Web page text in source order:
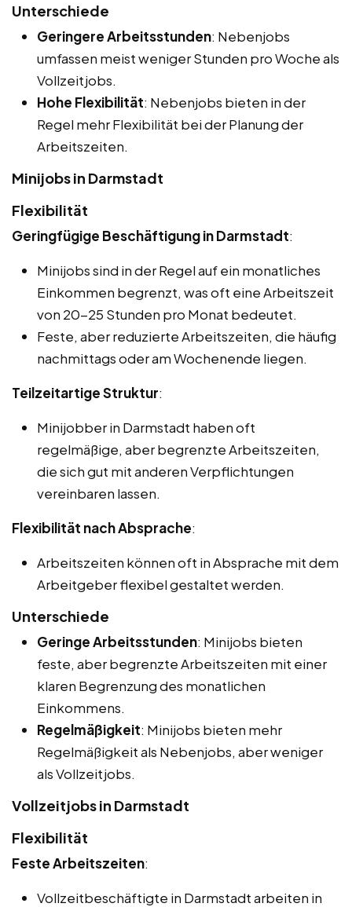
Unterschiede
Geringere Arbeitsstunden: Nebenjobs
umfassen meist weniger Stunden pro Woche als
Vollzeitjobs.
Hohe Flexibilität: Nebenjobs bieten in der
Regel mehr Flexibilität bei der Planung der
Arbeitszeiten.
Minijobs in Darmstadt
Flexibilität
Geringfügige Beschäftigung in Darmstadt:
Minijobs sind in der Regel auf ein monatliches
Einkommen begrenzt, was oft eine Arbeitszeit
von 20-25 Stunden pro Monat bedeutet.
Feste, aber reduzierte Arbeitszeiten, die häufig
nachmittags oder am Wochenende liegen.
Teilzeitartige Struktur:
Minijobber in Darmstadt haben oft
regelmäßige, aber begrenzte Arbeitszeiten,
die sich gut mit anderen Verpflichtungen
vereinbaren lassen.
Flexibilität nach Absprache:
Arbeitszeiten können oft in Absprache mit dem
Arbeitgeber flexibel gestaltet werden.
Unterschiede
Geringe Arbeitsstunden: Minijobs bieten
feste, aber begrenzte Arbeitszeiten mit einer
klaren Begrenzung des monatlichen
Einkommens.
Regelmäßigkeit: Minijobs bieten mehr
Regelmäßigkeit als Nebenjobs, aber weniger
als Vollzeitjobs.
Vollzeitjobs in Darmstadt
Flexibilität
Feste Arbeitszeiten:
Vollzeitbeschäftigte in Darmstadt arbeiten in